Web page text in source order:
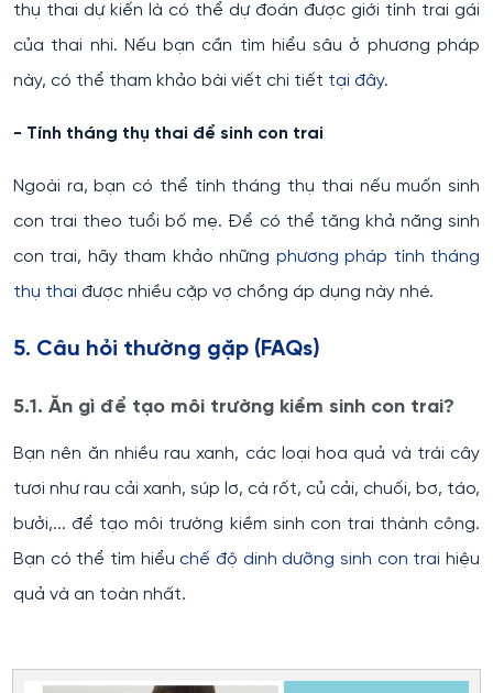
thụ thai dự kiến là có thể dự đoán được giới tính trai gái
của thai nhi. Nếu bạn cần tìm hiểu sâu ở phương pháp
này, có thể tham khảo bài viết chi tiết tại đây.
- Tính tháng thụ thai để sinh con trai
Ngoài ra, bạn có thể tính tháng thụ thai nếu muốn sinh
con trai theo tuổi bố mẹ. Để có thể tăng khả năng sinh
con trai, hãy tham khảo những phương pháp tính tháng
thụ thai được nhiều cặp vợ chồng áp dụng này nhé.
5. Câu hỏi thường gặp (FAQs)
5.1. Ăn gì để tạo môi trường kiềm sinh con trai?
Bạn nên ăn nhiều rau xanh, các loại hoa quả và trái cây
tươi như rau cải xanh, súp lơ, cà rốt, củ cải, chuối, bơ, táo,
bưởi,... để tạo môi trường kiềm sinh con trai thành công.
Bạn có thể tìm hiểu chế độ dinh dưỡng sinh con trai hiệu
quả và an toàn nhất.